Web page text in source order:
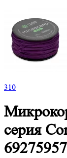
310
серия